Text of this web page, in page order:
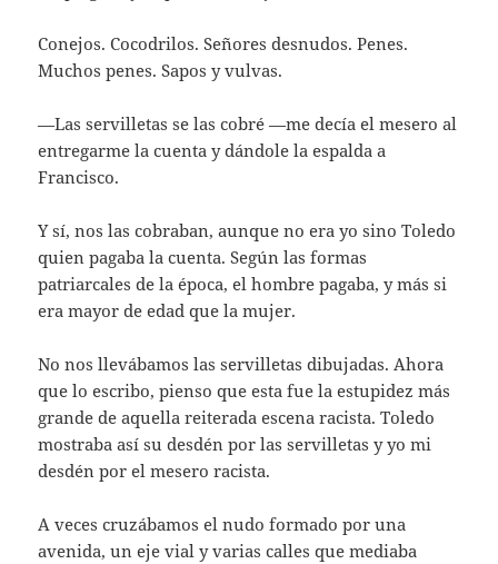
Conejos. Cocodrilos. Señores desnudos. Penes.
Muchos penes. Sapos y vulvas.
—Las servilletas se las cobré —me decía el mesero al
entregarme la cuenta y dándole la espalda a
Francisco.
Y sí, nos las cobraban, aunque no era yo sino Toledo
quien pagaba la cuenta. Según las formas
patriarcales de la época, el hombre pagaba, y más si
era mayor de edad que la mujer.
No nos llevábamos las servilletas dibujadas. Ahora
que lo escribo, pienso que esta fue la estupidez más
grande de aquella reiterada escena racista. Toledo
mostraba así su desdén por las servilletas y yo mi
desdén por el mesero racista.
A veces cruzábamos el nudo formado por una
avenida, un eje vial y varias calles que mediaba